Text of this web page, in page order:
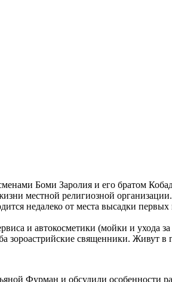
Боми Заролия и его братом
местной религиозной
недалеко от места высадки первых
и автокосметики (мойки и ухода
зороастрийские священники. Живут в
Фурман и обсудили особенности